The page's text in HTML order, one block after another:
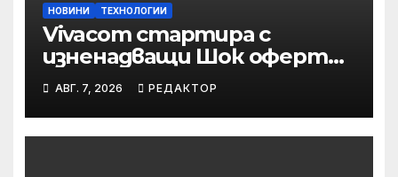
НОВИНИ ТЕХНОЛОГИИ
Vivacom стартира с
изненадващи Шок оферти
през август
онлайн
АВГ. 7, 2026 РЕДАКТОР